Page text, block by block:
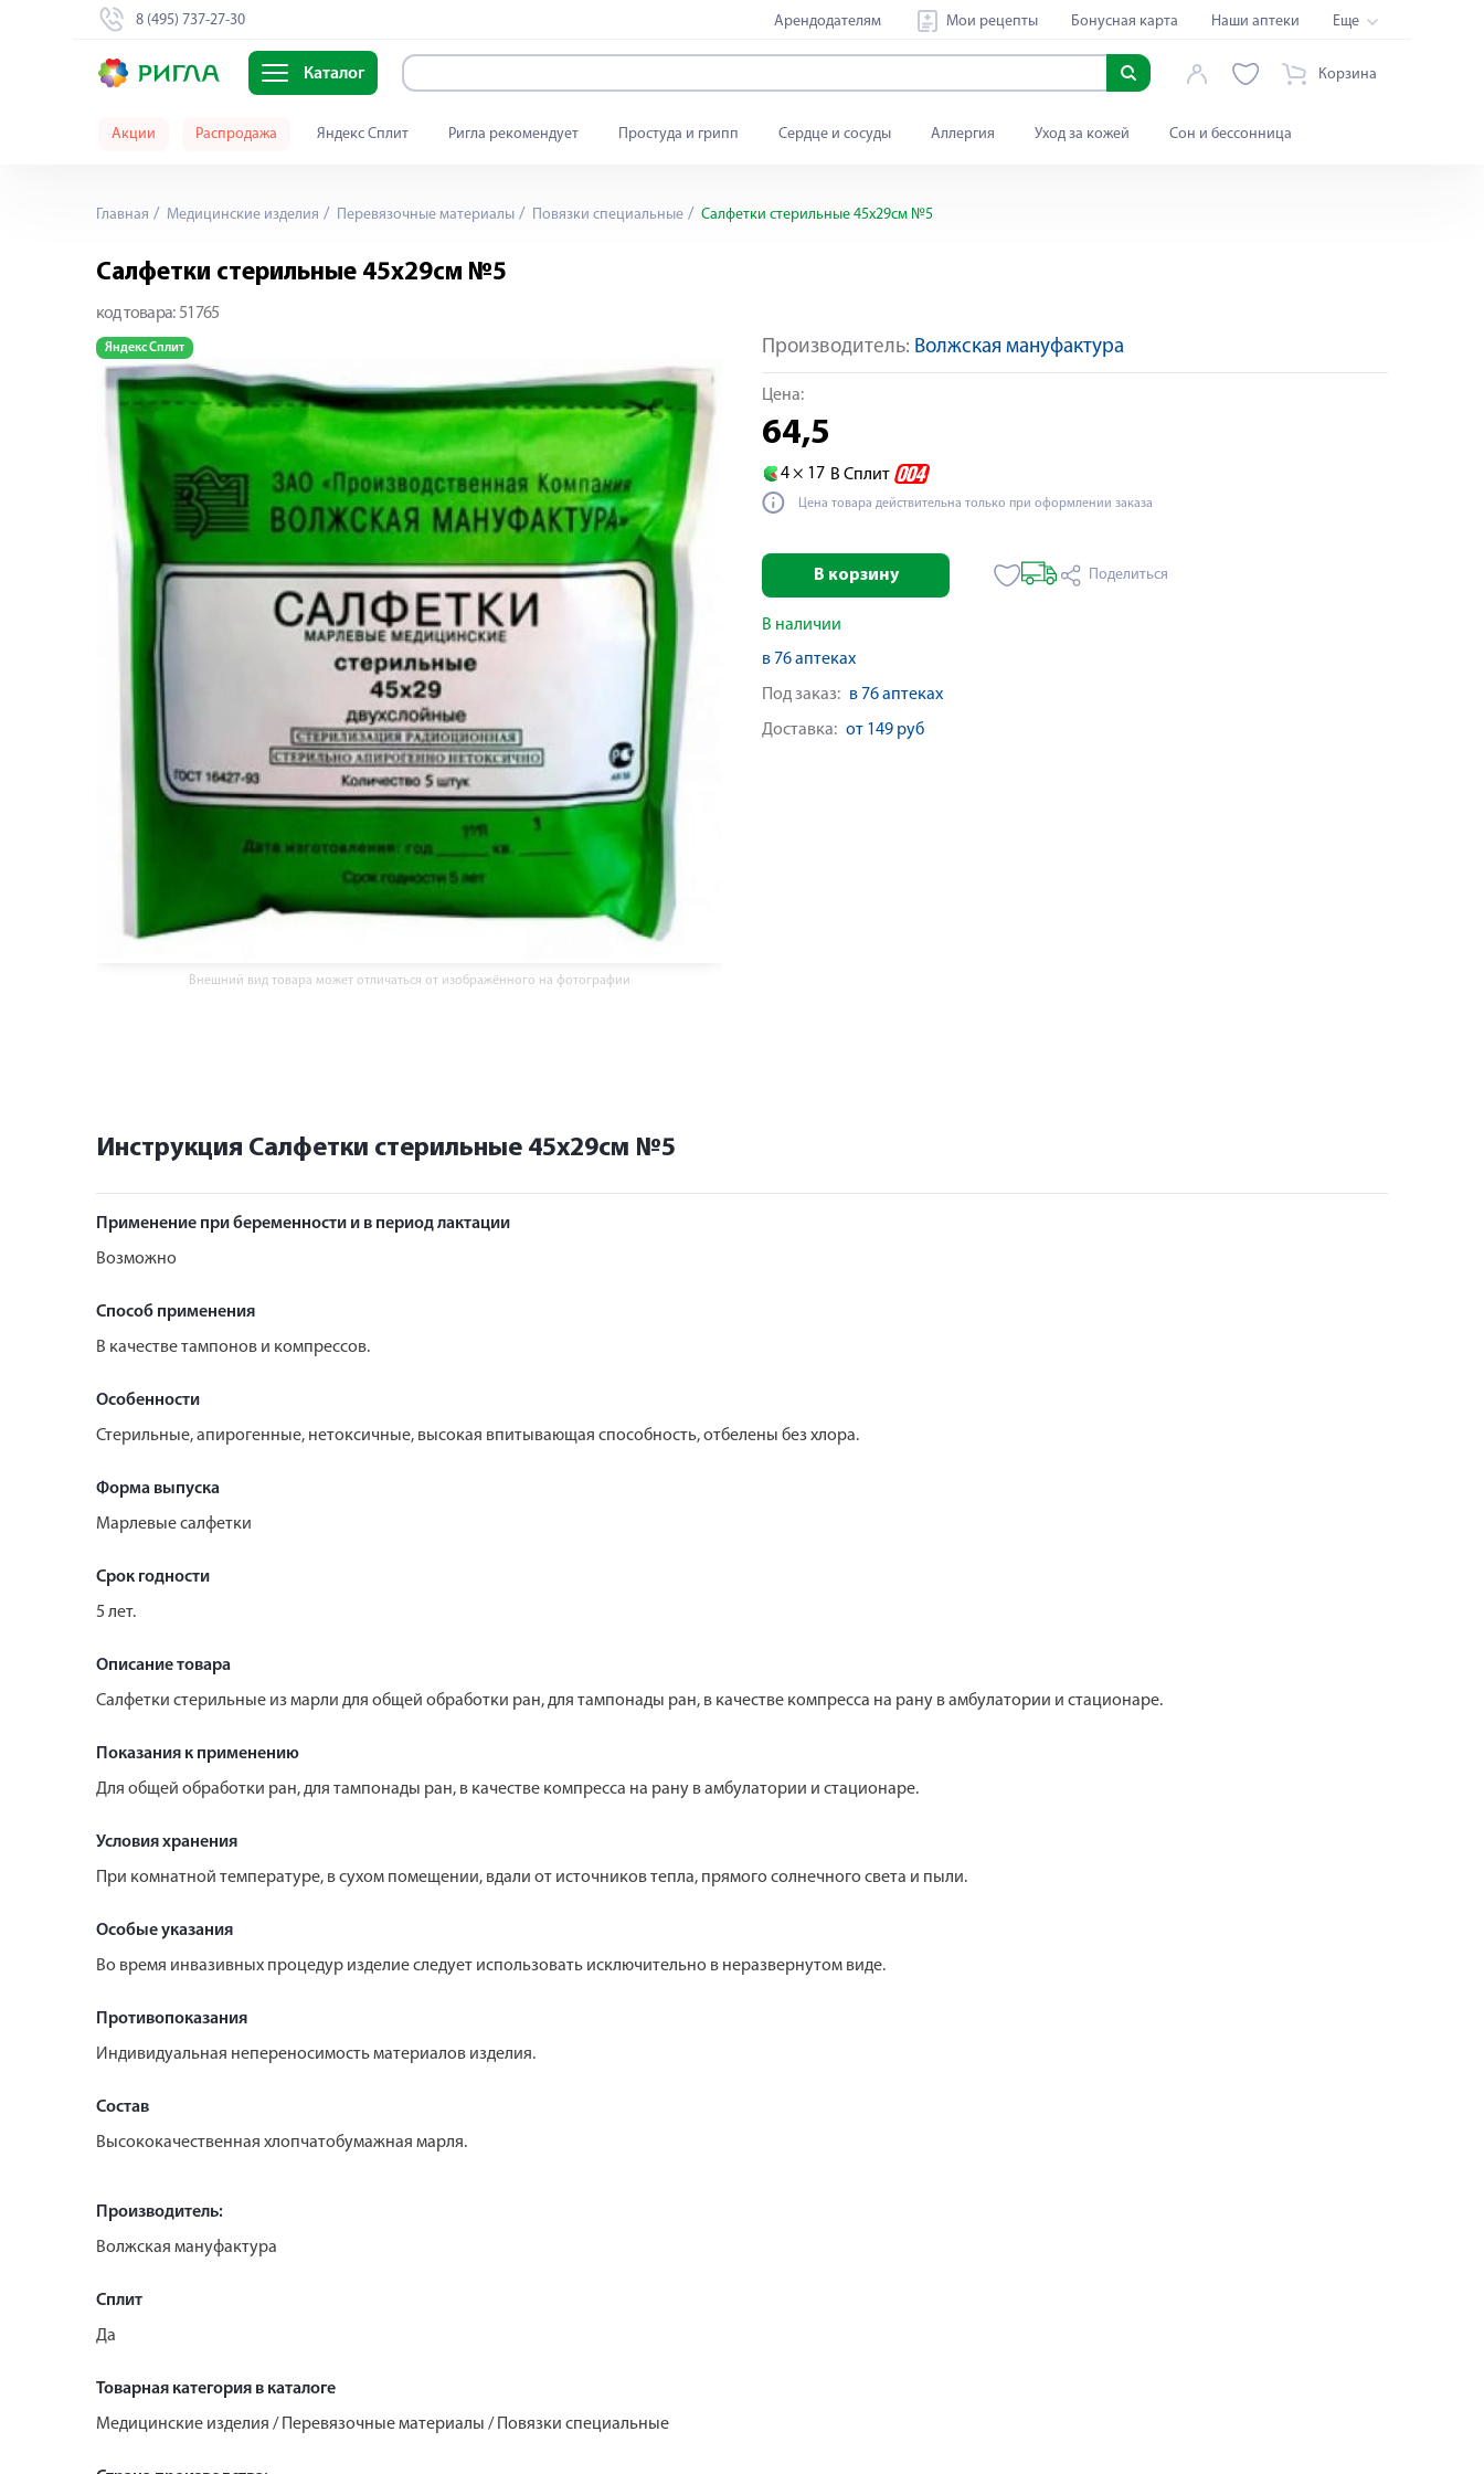
8 (495) 737-27-30 Арендодателям Мои рецепты Бонусная карта Наши аптеки Еще
Каталог Корзина
Акции Распродажа Яндекс Сплит Ригла рекомендует Простуда и грипп Сердце и сосуды Аллергия Уход за кожей Сон и бессонница
Главная Медицинские изделия Перевязочные материалы Повязки специальные Салфетки стерильные 45х29см №5
Салфетки стерильные 45х29см №5
код товара: 51765
Яндекс Сплит
Внешний вид товара может отличаться от изображённого на фотографии
Производитель: Волжская мануфактура
Цена:
64,5
4 × 17 В Сплит
Цена товара действительна только при оформлении заказа
В корзину Поделиться
В наличии
в 76 аптеках
Под заказ: в 76 аптеках
Доставка: от 149 руб
Инструкция Салфетки стерильные 45х29см №5
Применение при беременности и в период лактации
Возможно
Способ применения
В качестве тампонов и компрессов.
Особенности
Стерильные, апирогенные, нетоксичные, высокая впитывающая способность, отбелены без хлора.
Форма выпуска
Марлевые салфетки
Срок годности
5 лет.
Описание товара
Салфетки стерильные из марли для общей обработки ран, для тампонады ран, в качестве компресса на рану в амбулатории и стационаре.
Показания к применению
Для общей обработки ран, для тампонады ран, в качестве компресса на рану в амбулатории и стационаре.
Условия хранения
При комнатной температуре, в сухом помещении, вдали от источников тепла, прямого солнечного света и пыли.
Особые указания
Во время инвазивных процедур изделие следует использовать исключительно в неразвернутом виде.
Противопоказания
Индивидуальная непереносимость материалов изделия.
Состав
Высококачественная хлопчатобумажная марля.
Производитель:
Волжская мануфактура
Сплит
Да
Товарная категория в каталоге
Медицинские изделия / Перевязочные материалы / Повязки специальные